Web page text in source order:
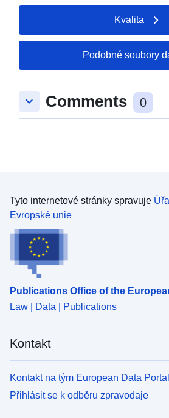
Kvalita
Podobné soubory
keyboard_arrow_down Comments 0
Tyto internetové stránky spravuje
Evropské unie
Publications Office of the
Law | Data | Publications
Kontakt
Kontakt na tým European Data Portal
Přihlásit se k odběru zpravodaje